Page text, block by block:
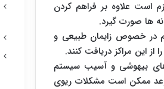
است علاوه بر فراهم کردن
ها صورت گیرد.
لازم در خصوص زایمان طبیعی و
از این مراکز دریافت کنند.
بیهوشی و آسیب سیستم
ممکن است مشکلات ریوی